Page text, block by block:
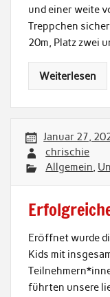
und einer weite
Treppchen
20m, Platz zwei
Weiterlesen
Januar 27,
chrischie
Allgemein,
Eröffnet wurde
Kids mit
führten unsere